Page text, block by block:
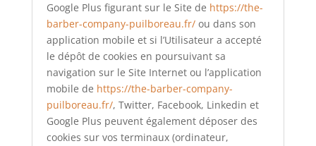
Google Plus figurant sur le Site de https://the-
barber-company-puilboreau.fr/ou dans son
application mobile et si l’Utilisateur a accepté
le dépôt de cookies en poursuivant sa
navigation sur le Site Internet ou l’application
mobile de https://the-barber-company-
puilboreau.fr/, Twitter, Facebook, Linkedin et
Google Plus peuvent également déposer des
cookies sur vos terminaux (ordinateur,